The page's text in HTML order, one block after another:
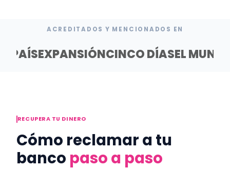
ACREDITADOS Y MENCIONADOS EN
PAÍSEXPANSIÓNCINCO DÍASEL
RECUPERA TU DINERO
Cómo reclamar a tu
banco paso a paso